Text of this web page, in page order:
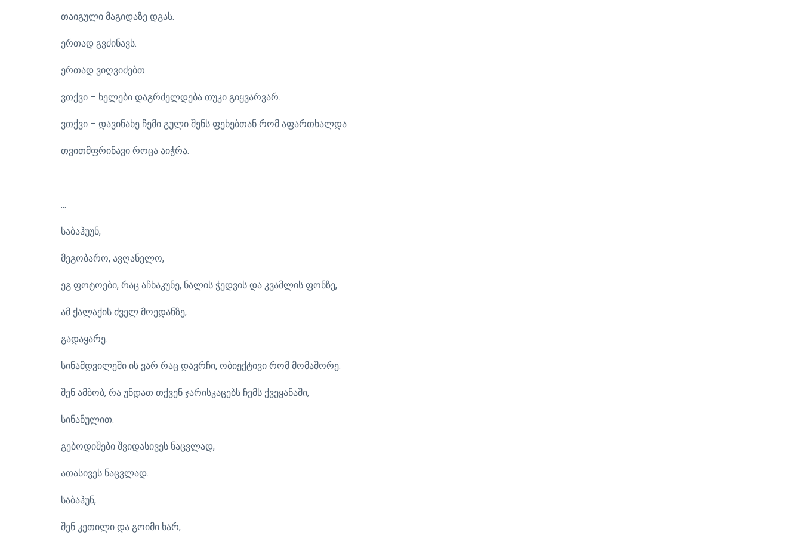
თაიგული მაგიდაზე დგას.
ერთად გვძინავს.
ერთად ვიღვიძებთ.
ვთქვი – ხელები დაგრძელდება თუკი გიყვარვარ.
ვთქვი – დავინახე ჩემი გული შენს ფეხებთან რომ აფართხალდა
თვითმფრინავი როცა აიჭრა.
...
საბაჰუუნ,
მეგობარო, ავღანელო,
ეგ ფოტოები, რაც აჩხაკუნე, ნალის ჭედვის და კვამლის ფონზე,
ამ ქალაქის ძველ მოედანზე,
გადაყარე.
სინამდვილეში ის ვარ რაც დავრჩი, ობიექტივი რომ მომაშორე.
შენ ამბობ, რა უნდათ თქვენ ჯარისკაცებს ჩემს ქვეყანაში,
სინანულით.
გებოდიშები შვიდასივეს ნაცვლად,
ათასივეს ნაცვლად.
საბაჰუნ,
შენ კეთილი და გოიმი ხარ,